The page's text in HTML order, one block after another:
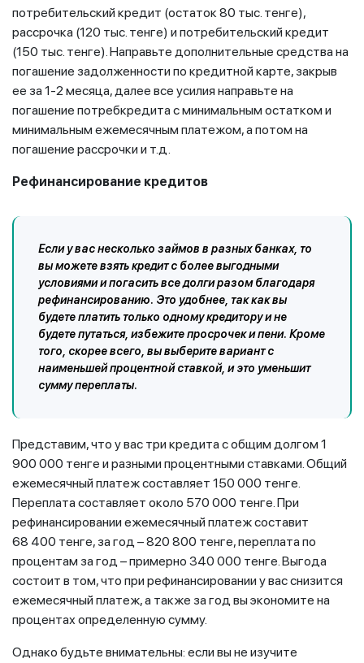
потребительский кредит (остаток 80 тыс. тенге),
рассрочка (120 тыс. тенге) и потребительский кредит
(150 тыс. тенге). Направьте дополнительные средства на
погашение задолженности по кредитной карте, закрыв
ее за 1-2 месяца, далее все усилия направьте на
погашение потребкредита с минимальным остатком и
минимальным ежемесячным платежом, а потом на
погашение рассрочки и т.д.
Рефинансирование кредитов
Если у вас несколько займов в разных банках, то
вы можете взять кредит с более выгодными
условиями и погасить все долги разом благодаря
рефинансированию. Это удобнее, так как вы
будете платить только одному кредитору и не
будете путаться, избежите просрочек и пени. Кроме
того, скорее всего, вы выберите вариант с
наименьшей процентной ставкой, и это уменьшит
сумму переплаты.
Представим, что у вас три кредита с общим долгом 1
900 000 тенге и разными процентными ставками. Общий
ежемесячный платеж составляет 150 000 тенге.
Переплата составляет около 570 000 тенге. При
рефинансировании ежемесячный платеж составит
68 400 тенге, за год – 820 800 тенге, переплата по
процентам за год – примерно 340 000 тенге. Выгода
состоит в том, что при рефинансировании у вас снизится
ежемесячный платеж, а также за год вы экономите на
процентах определенную сумму.
Однако будьте внимательны: если вы не изучите